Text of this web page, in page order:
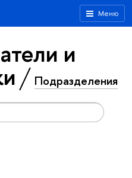
Меню
и
Подразделения